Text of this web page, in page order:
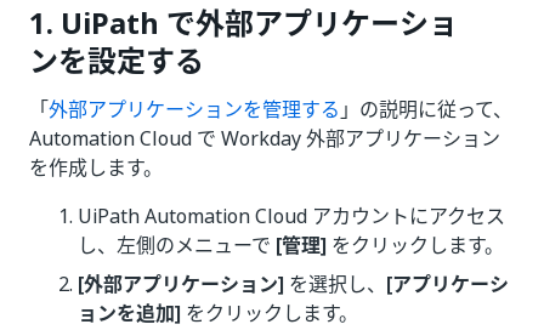
1. UiPath で外部アプリケーショ
ンを設定する
「外部アプリケーションを管理する 」の説明に従って、
Automation Cloud で Workday 外部アプリケーション
を作成します。
UiPath Automation Cloud アカウントにアクセス
し、左側のメニューで [管理] をクリックします。
[外部アプリケーション] を選択し、 [アプリケーシ
ョンを追加] をクリックします。